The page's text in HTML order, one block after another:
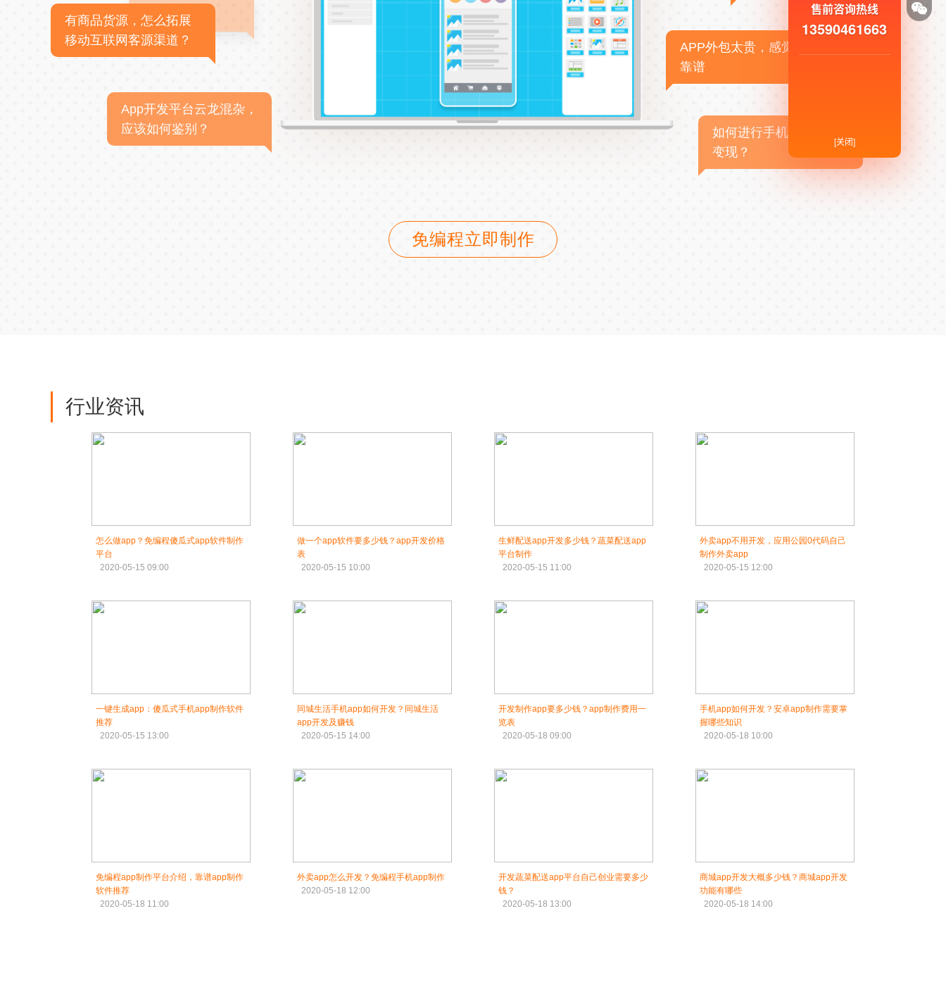
有商品货源，怎么拓展
移动互联网客源渠道？
App开发平台云龙混杂，
应该如何鉴别？
APP外包太贵，感觉不
靠谱
如何进行手机APP商业
变现？
免编程立即制作
行业资讯
怎么做app？免编程傻瓜式app软件制作
平台
2020-05-15 09:00
做一个app软件要多少钱？app开发价格
表
2020-05-15 10:00
生鲜配送app开发多少钱？蔬菜配送app
平台制作
2020-05-15 11:00
外卖app不用开发，应用公园0代码自己
制作外卖app
2020-05-15 12:00
一键生成app：傻瓜式手机app制作软件
推荐
2020-05-15 13:00
同城生活手机app如何开发？同城生活
app开发及赚钱
2020-05-15 14:00
开发制作app要多少钱？app制作费用一
览表
2020-05-18 09:00
手机app如何开发？安卓app制作需要掌
握哪些知识
2020-05-18 10:00
免编程app制作平台介绍，靠谱app制作
软件推荐
2020-05-18 11:00
外卖app怎么开发？免编程手机app制作
2020-05-18 12:00
开发蔬菜配送app平台自己创业需要多少
钱？
2020-05-18 13:00
商城app开发大概多少钱？商城app开发
功能有哪些
2020-05-18 14:00
售前咨询热线
13590461663
[关闭]